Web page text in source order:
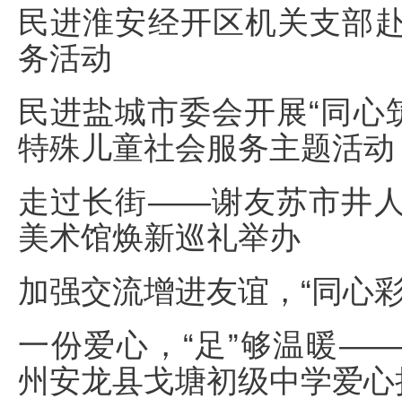
民进淮安经开区机关支部
务活动
民进盐城市委会开展“同心
特殊儿童社会服务主题活动
走过长街——谢友苏市井
美术馆焕新巡礼举办
加强交流增进友谊，“同心
一份爱心，“足”够温暖
州安龙县戈塘初级中学爱